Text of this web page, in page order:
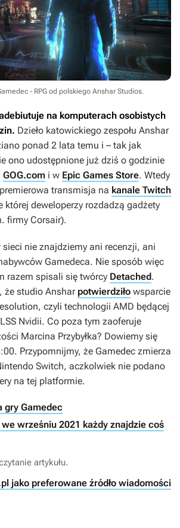
- RPG od polskiego Anshar Studios.
na komputerach osobistych
Dzieło katowickiego zespołu Anshar
ponad 2 lata temu i – tak jak
ono udostępnione już dziś o godzinie
GOG.com i w Epic Games Store. Wtedy
transmisja na kanale Twitch
której deweloperzy rozdadzą gadżety
firmy Corsair).
sieci nie znajdziemy ani recenzji, ani
Gamedeca. Nie sposób więc
razem spisali się twórcy Detached.
że studio Anshar potwierdziło wsparcie
czyli technologii AMD będącej
Nvidii. Co poza tym zaoferuje
Marcina Przybyłka? Dowiemy się
Przypomnijmy, że Gamedec zmierza
Switch, aczkolwiek nie podano
na tej platformie.
gry Gamedec
wrześniu 2021 każdy znajdzie coś
artykułu.
jako preferowane źródło wiadomości